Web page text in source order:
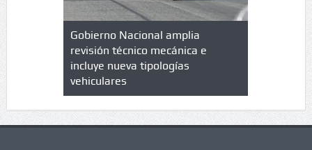
de
Gobierno Nacional amplia
revisión técnico mecánica e
incluye nueva tipologías
vehiculares
cuáles